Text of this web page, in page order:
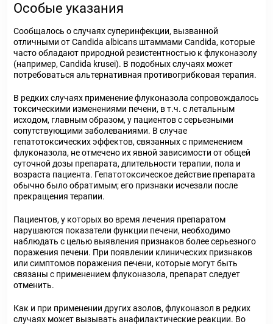
Особые указания
Сообщалось о случаях суперинфекции, вызванной
отличными от Candida albicans штаммами Candida, которые
часто обладают природной резистентностью к флуконазолу
(например, Candida krusei). В подобных случаях может
потребоваться альтернативная противогрибковая терапия.
В редких случаях применение флуконазола сопровождалось
токсическими изменениями печени, в т.ч. с летальным
исходом, главным образом, у пациентов с серьезными
сопутствующими заболеваниями. В случае
гепатотоксических эффектов, связанных с применением
флуконазола, не отмечено их явной зависимости от общей
суточной дозы препарата, длительности терапии, пола и
возраста пациента. Гепатотоксическое действие препарата
обычно было обратимым; его признаки исчезали после
прекращения терапии.
Пациентов, у которых во время лечения препаратом
нарушаются показатели функции печени, необходимо
наблюдать с целью выявления признаков более серьезного
поражения печени. При появлении клинических признаков
или симптомов поражения печени, которые могут быть
связаны с применением флуконазола, препарат следует
отменить.
Как и при применении других азолов, флуконазол в редких
случаях может вызывать анафилактические реакции. Во